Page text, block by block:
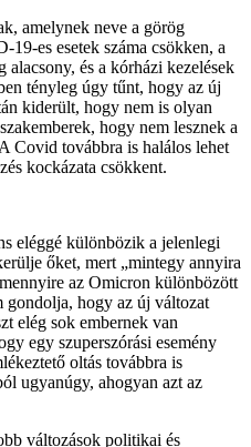
amelynek neve a görög
es esetek száma csökken, a
és a kórházi kezelések
tényleg úgy tűnt, hogy az új
kiderült, hogy nem is olyan
hogy nem lesznek a
Covid továbbra is halálos lehet
kockázata csökkent.
eléggé különbözik a jelenlegi
őket, mert „mintegy annyira
az Omicron különbözött
gondolja, hogy az új változat
elég sok embernek van
egy szuperszórási esemény
oltás továbbra is
ugyanúgy, ahogyan azt az
változások politikai és